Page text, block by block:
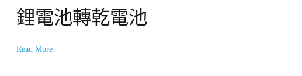
鋰電池轉乾電池
Read More